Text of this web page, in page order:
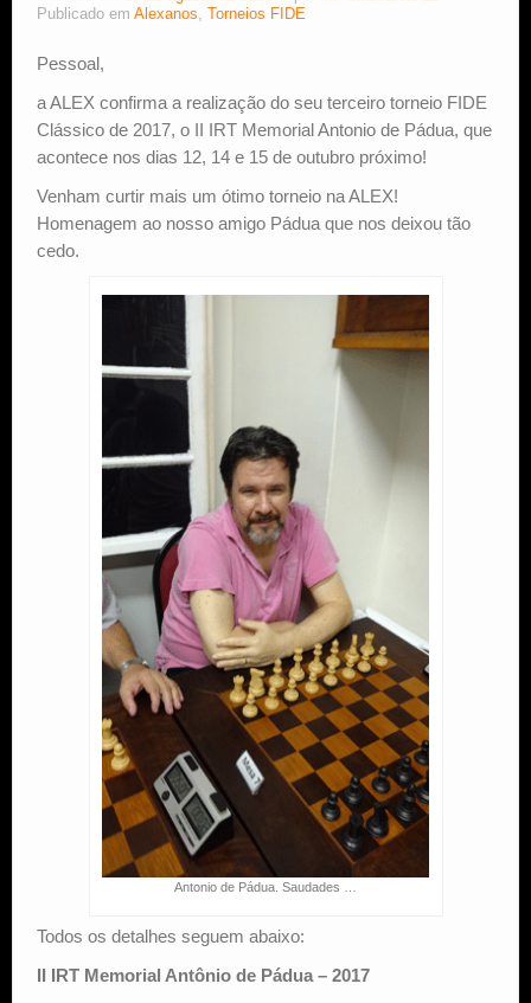
Publicado em Alexanos, Torneios FIDE
Pessoal,
a ALEX confirma a realização do seu terceiro torneio FIDE
Clássico de 2017, o II IRT Memorial Antonio de Pádua, que
acontece nos dias 12, 14 e 15 de outubro próximo!
Venham curtir mais um ótimo torneio na ALEX!
Homenagem ao nosso amigo Pádua que nos deixou tão
cedo.
Antonio de Pádua. Saudades …
Todos os detalhes seguem abaixo:
II IRT Memorial Antônio de Pádua – 2017